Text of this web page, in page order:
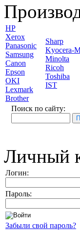
HP
Xerox
Panasonic
Samsung
Canon
Epson
OKI
Lexmark
Brother
Sharp
Kyocera-
Minolta
Ricoh
Toshiba
IST
Поиск по сайту:
Личный
Логин:
Пароль:
Забыли свой пароль?